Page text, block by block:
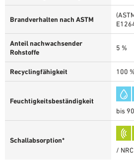
Brandverhalten nach ASTM
Anteil nachwachsender
Rohstoffe
5 %
Recyclingfähigkeit 100 %
Feuchtigkeitsbeständigkeit
bis
Schallabsorption*
/